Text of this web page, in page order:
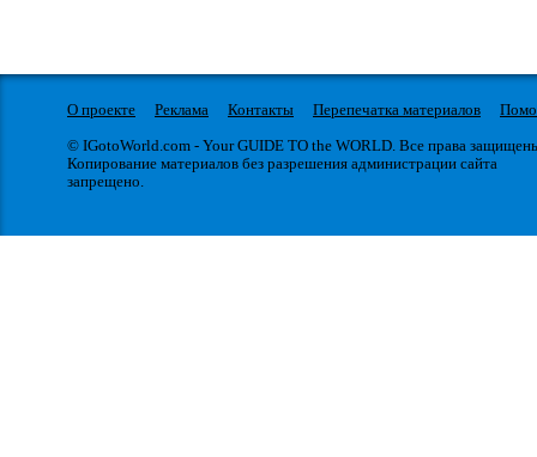
О проекте Реклама Контакты Перепечатка материалов
© IGotoWorld.com - Your GUIDE TO the WORLD. Все права
Копирование материалов без разрешения администрации сайта
запрещено.